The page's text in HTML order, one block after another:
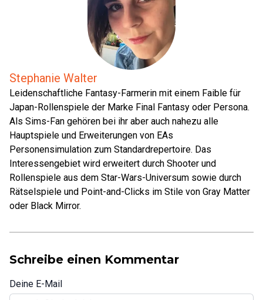
Stephanie Walter
Leidenschaftliche Fantasy-Farmerin mit einem Faible für
Japan-Rollenspiele der Marke Final Fantasy oder Persona.
Als Sims-Fan gehören bei ihr aber auch nahezu alle
Hauptspiele und Erweiterungen von EAs
Personensimulation zum Standardrepertoire. Das
Interessengebiet wird erweitert durch Shooter und
Rollenspiele aus dem Star-Wars-Universum sowie durch
Rätselspiele und Point-and-Clicks im Stile von Gray Matter
oder Black Mirror.
Schreibe einen Kommentar
Deine E-Mail